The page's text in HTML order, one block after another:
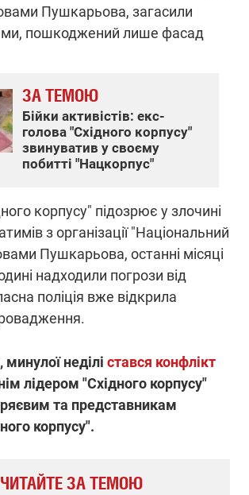
Пушкарьова, загасили
пошкоджений лише фасад
ЗА ТЕМОЮ
Бійки активістів: екс-
голова "Східного корпусу"
звинуватив у своєму
побитті "Нацкорпус"
корпусу" підозрює у злочині
з організації "Національний
Пушкарьова, останні місяці
надходили погрози від
поліція вже відкрила
неділі стався конфлікт
лідером "Східного корпусу"
та представникам
корпусу".
ЧИТАЙТЕ ЗА ТЕМОЮ